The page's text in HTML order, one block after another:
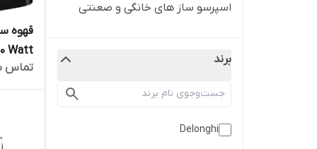
اسپرسو ساز های خانگی و صعنتی
برند
Delonghi
Watt
اصالت
تماس